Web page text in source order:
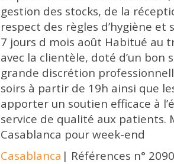
gestion des stocks, de la
respect des règles d’hygiène
7 jours d mois août Habitué au
avec la clientèle, doté d’un bon
grande discrétion
soirs à partir de 19h ainsi que
apporter un soutien efficace à
service de qualité aux patients.
Casablanca pour week-end
Casablanca | Références n°